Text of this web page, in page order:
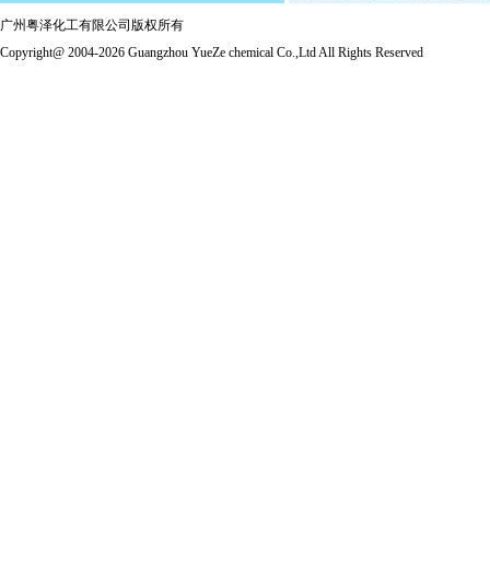
广州粤泽化工有限公司版权所有
Copyright@ 2004-2026 Guangzhou YueZe chemical Co.,Ltd All Rights Reserved